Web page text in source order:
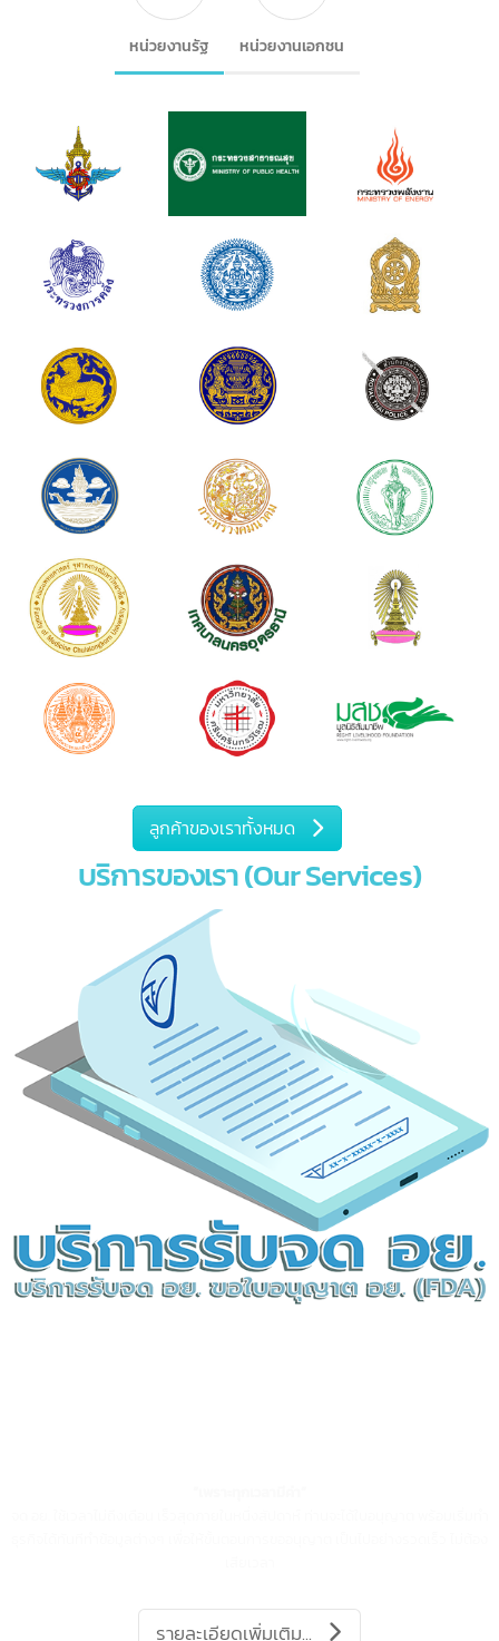
IntBizTH ให้บริการลูกค้าทั้งภาครัฐและเอกชนชั้นนำกว่า 50 องค์กร ให้ความไว้
วางใจ
หน่วยงานรัฐ หน่วยงานเอกชน
ลูกค้าของเราทั้งหมด
บริการของเรา (Our Services)
บริการรับจด อย. ขอใบอนุญาต อย.